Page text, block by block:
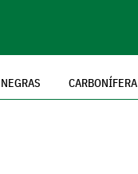
CARBONÍFERA